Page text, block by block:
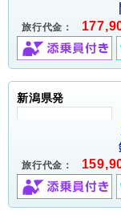
旅行代金：
新潟県発
旅行代金：